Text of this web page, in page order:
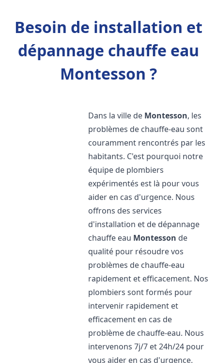
Besoin de installation et
dépannage chauffe eau
Montesson ?
Dans la ville de Montesson, les
problèmes de chauffe-eau sont
couramment rencontrés par les
habitants. C'est pourquoi notre
équipe de plombiers
expérimentés est là pour vous
aider en cas d'urgence. Nous
offrons des services
d'installation et de dépannage
chauffe eau Montesson de
qualité pour résoudre vos
problèmes de chauffe-eau
rapidement et efficacement. Nos
plombiers sont formés pour
intervenir rapidement et
efficacement en cas de
problème de chauffe-eau. Nous
intervenons 7j/7 et 24h/24 pour
vous aider en cas d'urgence.